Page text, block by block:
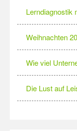
Lerndiagnostik
Weihnachten
Wie viel
Die Lust auf